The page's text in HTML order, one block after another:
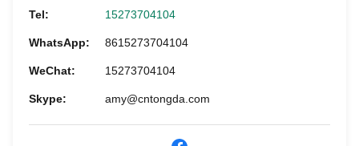
Tel: 15273704104
WhatsApp: 8615273704104
WeChat: 15273704104
Skype: amy@cntongda.com